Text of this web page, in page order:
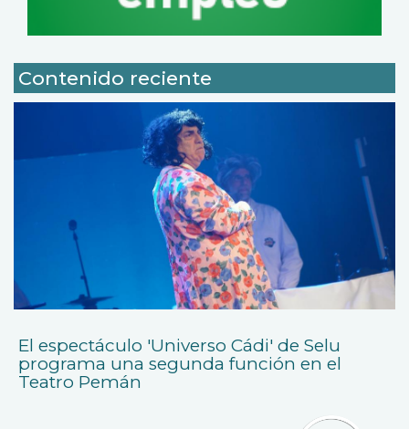
Contenido reciente
El espectáculo 'Universo Cádi' de Selu
programa una segunda función en el
Teatro Pemán